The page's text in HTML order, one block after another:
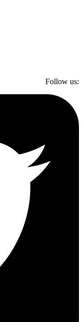
Follow us: